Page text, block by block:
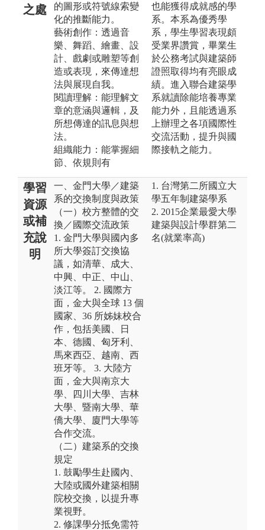
之處
的圖形或符號線索變
化的推斷能力。
藝術創作：透過音
樂、舞蹈、繪畫、設
計、戲劇或雕塑等創
造或表現，來傳達想
法與展現自我。
閱讀理解：能理解文
章的意涵與邏輯，及
所想傳達的訊息與想
法。
組織能力：能掌握細
節、依規則有
也能獲得成就感的學
系。本系為優秀學
系，學生學習表現頗
受業界讚賞，畢業生
於公務考試與建築師
證照取得均有亮眼成
績。進入聯合建築學
系就讀除能培養專業
能力外，且能透過系
上辦理之各項國際性
交流活動，提升與國
際接軌之能力。
學習
資源
或補
充說
明
一、金門大學／建築
系的交換制度與政策
（一）校方整體的交
換／國際交流政策
1. 金門大學與國內多
所大學簽訂交換協
議，如清華、成大、
中興、中正、中山、
淡江等。 2. 國際方
面，金大與全球 13 個
國家、36 所姊妹校合
作，包括美國、日
本、德國、匈牙利、
馬來西亞、越南、西
班牙等。 3. 大陸方
面，金大與南京大
學、四川大學、吉林
大學、暨南大學、華
僑大學、廈門大學等
合作交流。
（二）建築系的交換
規定
1. 鼓勵學生赴國內、
大陸或國外建築相關
院校交換，以提升專
業視野。
2. 修課學分抵免需符
1. 台灣第二所國立大
學五年制建築學系
2. 2015企業最愛大學
建築與設計學群第二
名(就業率高)